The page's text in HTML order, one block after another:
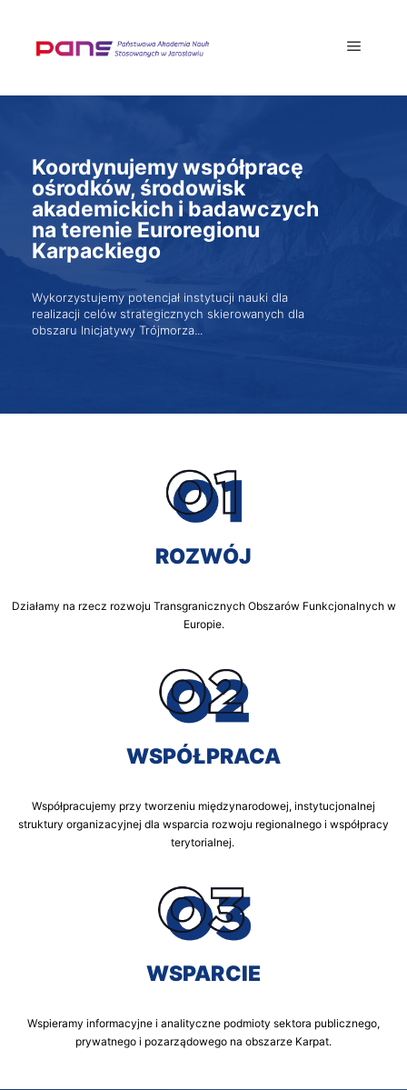
Koordynujemy współpracę
ośrodków, środowisk
akademickich i badawczych
na terenie Euroregionu
Karpackiego
Wykorzystujemy potencjał instytucji nauki dla
realizacji celów strategicznych skierowanych dla
obszaru Inicjatywy Trójmorza...
ROZWÓJ
Działamy na rzecz rozwoju Transgranicznych Obszarów Funkcjonalnych w
Europie.
WSPÓŁPRACA
Współpracujemy przy tworzeniu międzynarodowej, instytucjonalnej
struktury organizacyjnej dla wsparcia rozwoju regionalnego i współpracy
terytorialnej.
WSPARCIE
Wspieramy informacyjne i analityczne podmioty sektora publicznego,
prywatnego i pozarządowego na obszarze Karpat.